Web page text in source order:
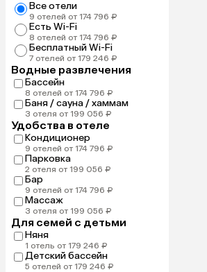
Все отели
9 отелей от 174 796 ₽
Есть Wi-Fi
8 отелей от 174 796 ₽
Бесплатный Wi-Fi
7 отелей от 179 246 ₽
Водные развлечения
Бассейн
8 отелей от 174 796 ₽
Баня / сауна / хаммам
3 отеля от 199 056 ₽
Удобства в отеле
Кондиционер
9 отелей от 174 796 ₽
Парковка
2 отеля от 199 056 ₽
Бар
9 отелей от 174 796 ₽
Массаж
3 отеля от 199 056 ₽
Для семей с детьми
Няня
1 отель от 179 246 ₽
Детский бассейн
5 отелей от 179 246 ₽